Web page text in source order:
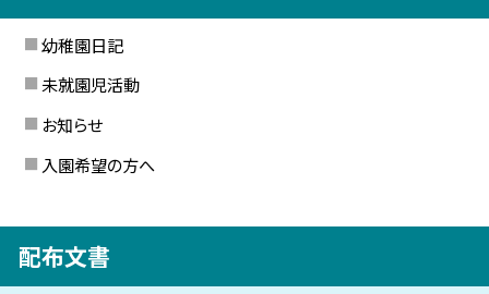
幼稚園日記
未就園児活動
お知らせ
入園希望の方へ
配布文書